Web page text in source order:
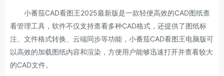
小番茄CAD看图王2025最新版是一款轻便高效的CAD图纸查
看管理工具，软件不仅支持查看多种CAD格式，还提供了图纸标
注、文件格式转换、云端同步等功能，小番茄CAD看图王电脑版可
以高效的加载图纸内容和渲染，方便用户能够迅速打开并查看较大
的CAD文件。